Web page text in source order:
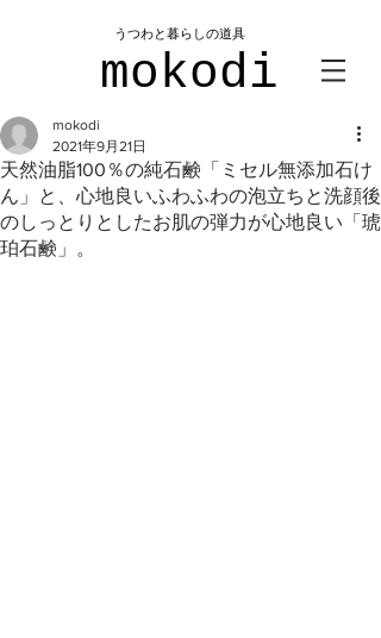
mokodi
​うつわと暮らしの道具
天然油脂100％の純石鹸「ミセル無添加石け
ん」と、心地良いふわふわの泡立ちと洗顔後
のしっとりとしたお肌の弾力が心地良い「琥
珀石鹸」。
mokodi
2021年9月21日